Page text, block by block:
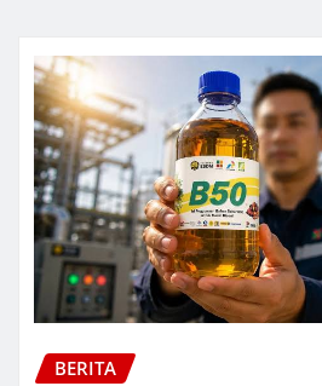
BERITA